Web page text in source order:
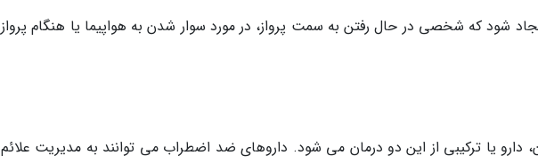
شود که شخصی در حال رفتن به سمت پرواز، در مورد سوار شدن به هواپیما یا هنگام پرواز
دارو یا ترکیبی از این دو درمان می شود. داروهای ضد اضطراب می توانند به مدیریت علائم